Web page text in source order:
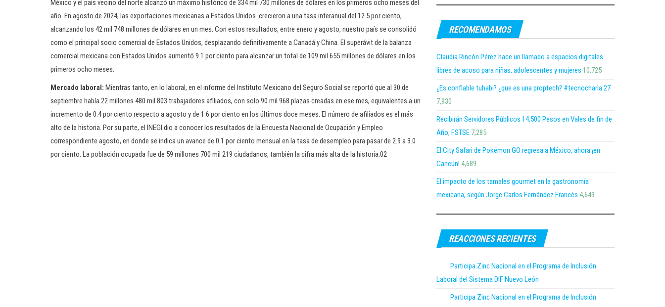
México y el país vecino del norte alcanzó un máximo histórico de 334 mil 730 millones de dólares en los primeros ocho meses del
año. En agosto de 2024, las exportaciones mexicanas a Estados Unidos crecieron a una tasa interanual del 12.5 por ciento,
alcanzando los 42 mil 748 millones de dólares en un mes. Con estos resultados, entre enero y agosto, nuestro país se consolidó
como el principal socio comercial de Estados Unidos, desplazando definitivamente a Canadá y China. El superávit de la balanza
comercial mexicana con Estados Unidos aumentó 9.1 por ciento para alcanzar un total de 109 mil 655 millones de dólares en los
primeros ocho meses.
Mercado laboral: Mientras tanto, en lo laboral, en el informe del Instituto Mexicano del Seguro Social se reportó que al 30 de
septiembre había 22 millones 480 mil 803 trabajadores afiliados, con solo 90 mil 968 plazas creadas en ese mes, equivalentes a un
incremento de 0.4 por ciento respecto a agosto y de 1.6 por ciento en los últimos doce meses. El número de afiliados es el más
alto de la historia. Por su parte, el INEGI dio a conocer los resultados de la Encuesta Nacional de Ocupación y Empleo
correspondiente agosto, en donde se indica un avance de 0.1 por ciento mensual en la tasa de desempleo para pasar de 2.9 a 3.0
por ciento. La población ocupada fue de 59 millones 700 mil 219 ciudadanos, también la cifra más alta de la historia.02
RECOMENDAMOS
Claudia Rincón Pérez hace un llamado a espacios digitales
libres de acoso para niñas, adolescentes y mujeres 10,725
¿Es confiable tuhabi? ¿que es una proptech? #tecnocharla 27
7,930
Recibirán Servidores Públicos 14,500 Pesos en Vales de fin de
Año, FSTSE 7,285
El City Safari de Pokémon GO regresa a México, ahora ¡en
Cancún! 4,689
El impacto de los tamales gourmet en la gastronomía
mexicana, según Jorge Carlos Fernández Francés 4,649
REACCIONES RECIENTES
Participa Zinc Nacional en el Programa de Inclusión
Laboral del Sistema DIF Nuevo León
Participa Zinc Nacional en el Programa de Inclusión